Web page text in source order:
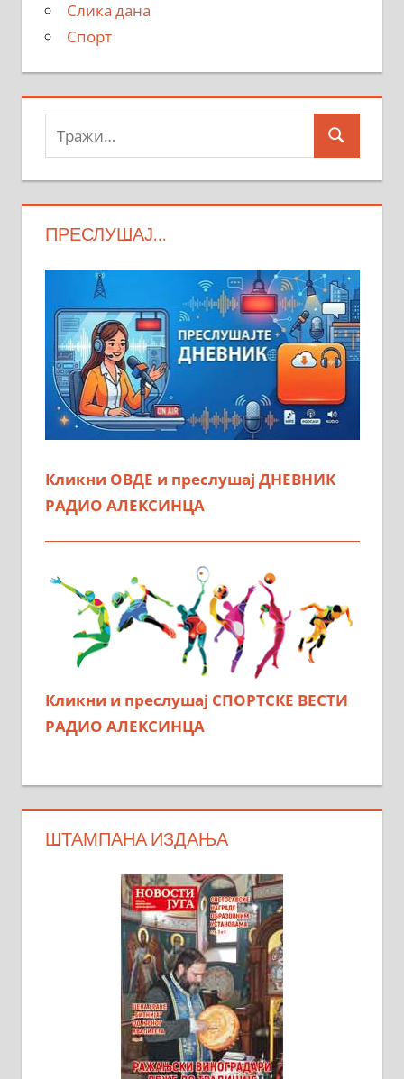
Слика дана
Спорт
Тражи:
Search
ПРЕСЛУШАЈ…
Кликни ОВДЕ и преслушај ДНЕВНИК
РАДИО АЛЕКСИНЦА
Кликни и преслушај СПОРТСКЕ ВЕСТИ
РАДИО АЛЕКСИНЦА
ШТАМПАНА ИЗДАЊА